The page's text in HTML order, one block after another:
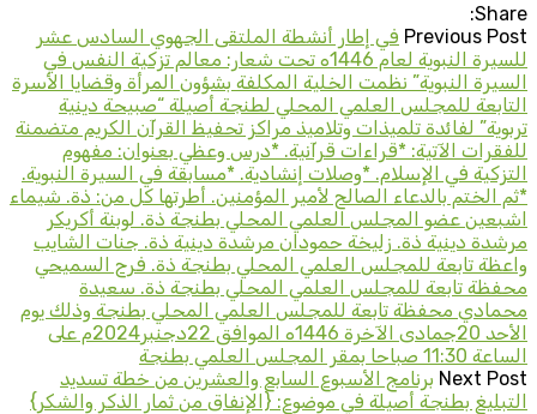
Share:
Previous Post في إطار أنشطة الملتقى الجهوي السادس عشر
للسيرة النبوية لعام 1446ه تحت شعار: معالم تزكية النفس في
السيرة النبوية” نظمت الخلية المكلفة بشؤون المرأة وقضايا الأسرة
التابعة للمجلس العلمي المحلي لطنجة أصيلة “صبيحة دينية
تربوية” لفائدة تلميذات وتلاميذ مراكز تحفيظ القرآن الكريم متضمنة
للفقرات الآتية: *قراءات قرآنية. *درس وعظي بعنوان: مفهوم
التزكية في الإسلام. *وصلات إنشادية. *مسابقة في السيرة النبوية.
*ثم الختم بالدعاء الصالح لأمير المؤمنين. أطرتها كل من: ذة. شيماء
اشبعين عضو المجلس العلمي المحلي بطنجة ذة. لوبنة أكريكر
مرشدة دينية ذة. زليخة حمودان مرشدة دينية ذة. جنات الشايب
واعظة تابعة للمجلس العلمي المحلي بطنجة ذة. فرح السميحي
محفظة تابعة للمجلس العلمي المحلي بطنجة ذة. سعيدة
محمادي محفظة تابعة للمجلس العلمي المحلي بطنجة وذلك يوم
الأحد 20جمادى الآخرة 1446ه الموافق 22دجنبر2024م على
الساعة 11:30 صباحا بمقر المجلس العلمي بطنجة
Next Post برنامج الأسبوع السابع والعشرين من خطة تسديد
التبليغ بطنجة أصيلة في موضوع: {الإنفاق من ثمار الذكر والشكر}